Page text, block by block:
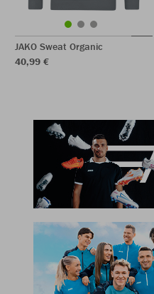
JAKO Sweat Organic
40,99 €